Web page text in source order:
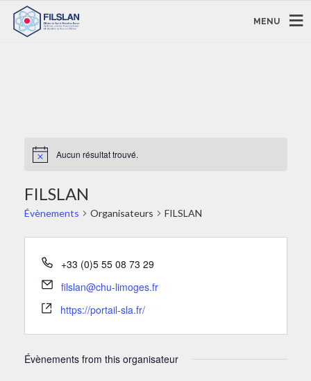
MENU
Aucun résultat trouvé.
FILSLAN
Évènements Organisateurs FILSLAN
+33 (0)5 55 08 73 29
filslan@chu-limoges.fr
https://portail-sla.fr/
Évènements from this organisateur